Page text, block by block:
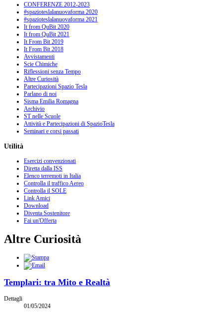
CONFERENZE 2012-2023
#spazioteslalanuovaforma 2020
#spazioteslalanuovaforma 2021
It from QuBit 2020
It from QuBit 2021
It From Bit 2019
It From Bit 2018
Avvistamenti
Scie Chimiche
Riflessioni senza Tempo
Altre Curiosità
Partecipazioni Spazio Tesla
Parlano di noi
Sisma Emilia Romagna
Archivio
ST nelle Scuole
Attività e Partecipazioni di SpazioTesla
Seminari e corsi passati
Utilità
Esercizi convenzionati
Diretta dalla ISS
Elenco terremoti in Italia
Controlla il traffico Aereo
Controlla il SOLE
Link Amici
Download
Diventa Sostenitore
Fai un'Offerta
Altre Curiosità
Templari: tra Mito e Realtà
Dettagli
01/05/2024